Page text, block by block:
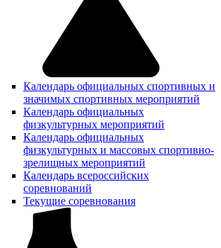
Календарь официальных спортивных и
значимых спортивных мероприятий
Календарь официальных
физкультурных мероприятий
Календарь официальных
физкультурных и массовых спортивно-
зрелищных мероприятий
Календарь всероссийских
соревнований
Текущие соревнования